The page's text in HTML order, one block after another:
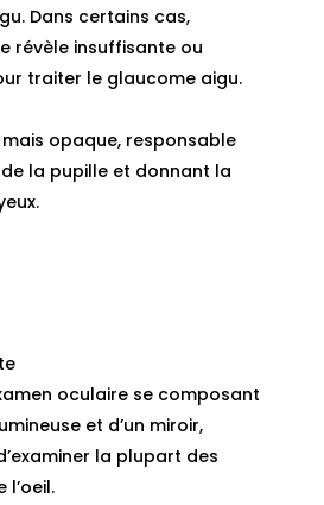
Dans certains cas,
révèle insuffisante ou
traiter le glaucome aigu.
opaque, responsable
la pupille et donnant la
oculaire se composant
et d’un miroir,
la plupart des
l’oeil.